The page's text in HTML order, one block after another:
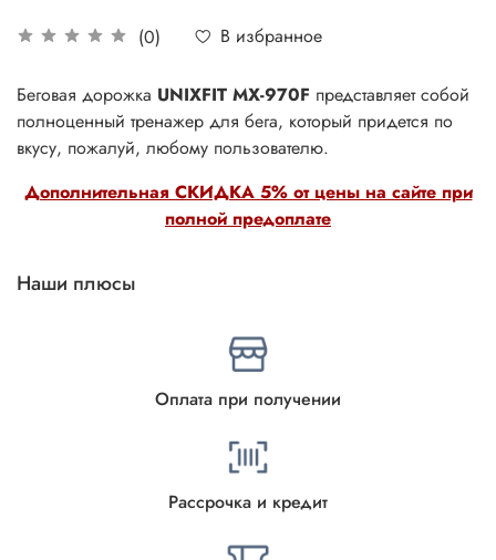
(0) В избранное
Дополнительная СКИДКА 5% от цены на сайте при
полной предоплате
Беговая дорожка UNIXFIT MX-970F представляет собой
полноценный тренажер для бега, который придется по
вкусу, пожалуй, любому пользователю.
Наши плюсы
Оплата при получении
Рассрочка и кредит